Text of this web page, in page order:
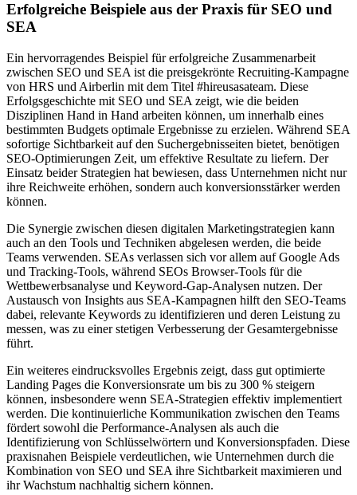
Erfolgreiche Beispiele aus der Praxis für SEO und
SEA
Ein hervorragendes Beispiel für erfolgreiche Zusammenarbeit
zwischen SEO und SEA ist die preisgekrönte Recruiting-Kampagne
von HRS und Airberlin mit dem Titel #hireusasateam. Diese
Erfolgsgeschichte mit SEO und SEA zeigt, wie die beiden
Disziplinen Hand in Hand arbeiten können, um innerhalb eines
bestimmten Budgets optimale Ergebnisse zu erzielen. Während SEA
sofortige Sichtbarkeit auf den Suchergebnisseiten bietet, benötigen
SEO-Optimierungen Zeit, um effektive Resultate zu liefern. Der
Einsatz beider Strategien hat bewiesen, dass Unternehmen nicht nur
ihre Reichweite erhöhen, sondern auch konversionsstärker werden
können.
Die Synergie zwischen diesen digitalen Marketingstrategien kann
auch an den Tools und Techniken abgelesen werden, die beide
Teams verwenden. SEAs verlassen sich vor allem auf Google Ads
und Tracking-Tools, während SEOs Browser-Tools für die
Wettbewerbsanalyse und Keyword-Gap-Analysen nutzen. Der
Austausch von Insights aus SEA-Kampagnen hilft den SEO-Teams
dabei, relevante Keywords zu identifizieren und deren Leistung zu
messen, was zu einer stetigen Verbesserung der Gesamtergebnisse
führt.
Ein weiteres eindrucksvolles Ergebnis zeigt, dass gut optimierte
Landing Pages die Konversionsrate um bis zu 300 % steigern
können, insbesondere wenn SEA-Strategien effektiv implementiert
werden. Die kontinuierliche Kommunikation zwischen den Teams
fördert sowohl die Performance-Analysen als auch die
Identifizierung von Schlüsselwörtern und Konversionspfaden. Diese
praxisnahen Beispiele verdeutlichen, wie Unternehmen durch die
Kombination von SEO und SEA ihre Sichtbarkeit maximieren und
ihr Wachstum nachhaltig sichern können.